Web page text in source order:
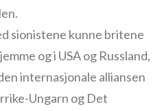
sionistene kunne britene
og i USA og Russland,
internasjonale alliansen
Ungarn og Det